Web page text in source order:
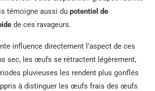
témoigne aussi du potentiel de
de ces ravageurs.
influence directement l’aspect de ces
sec, les œufs se rétractent légèrement,
pluvieuses les rendent plus gonflés
à distinguer les œufs frais des œufs